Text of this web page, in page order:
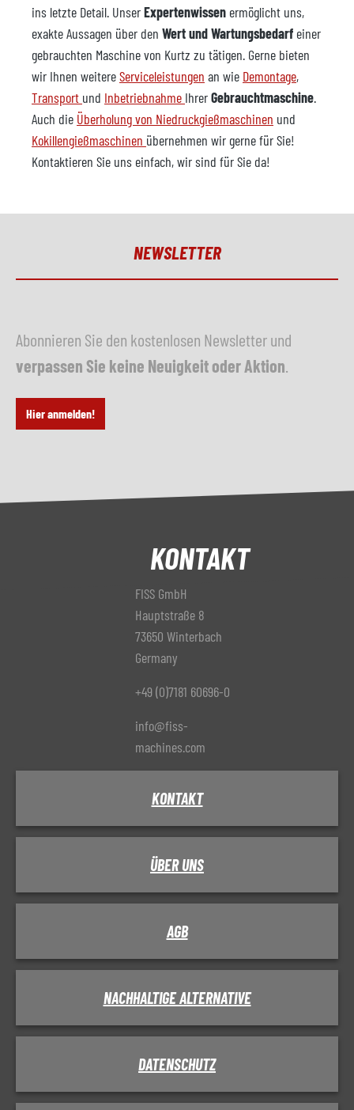
ins letzte Detail. UnserExpertenwissen ermöglicht uns,
exakte Aussagen über den Wert und Wartungsbedarf einer
gebrauchten Maschine von Kurtz zu tätigen. Gerne bieten
wir Ihnen weitereServiceleistungen an wie Demontage,
Transport und Inbetriebnahme IhrerGebrauchtmaschine.
Auch die Überholung von Niedruckgießmaschinen und
Kokillengießmaschinen übernehmen wir gerne für Sie!
Kontaktieren Sie uns einfach, wir sind für Sie da!
NEWSLETTER
Abonnieren Sie den kostenlosen Newsletter und
verpassen Sie keine Neuigkeit oder Aktion
Hier anmelden!
KONTAKT
FISS GmbH
Hauptstraße 8
73650 Winterbach
Germany
+49 (0)7181 60696-0
info@fiss-
machines.com
KONTAKT
ÜBER UNS
AGB
NACHHALTIGE ALTERNATIVE
DATENSCHUTZ